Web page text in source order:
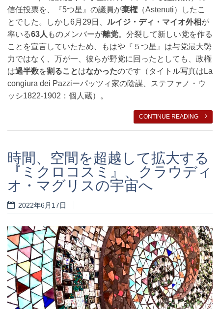
信任投票を、『5つ星』の議員が棄権（Astenuti）したこ
とでした。しかし6月29日、 ルイジ・ディ・マイオ外相が
率いる63人 ものメンバーが離党。分裂して新しい党を作る
ことを宣言していたため、もはや『５つ星』は与党最大勢
力ではなく、万が一、彼らが野党に回ったとしても、政権
は過半数を割ることはなかったのです（タイトル写真はLa
congiura dei Pazziーパッツィ家の陰謀、ステファノ・ウ
ッシ1822-1902：個人蔵）。
CONTINUE READING
時間、空間を超越して拡大する
『ミクロコスミ』、クラウディ
オ・マグリスの宇宙へ
2022年6月17日